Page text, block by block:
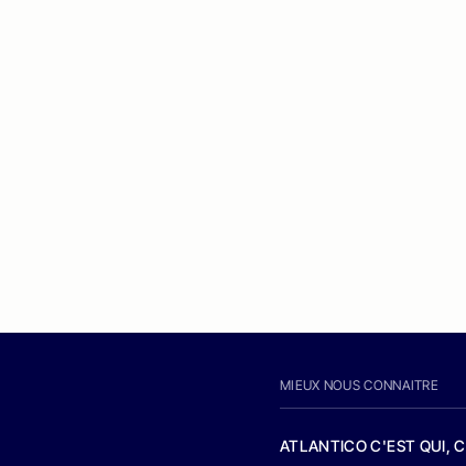
MIEUX NOUS CONNAITRE
ATLANTICO C'EST QUI,